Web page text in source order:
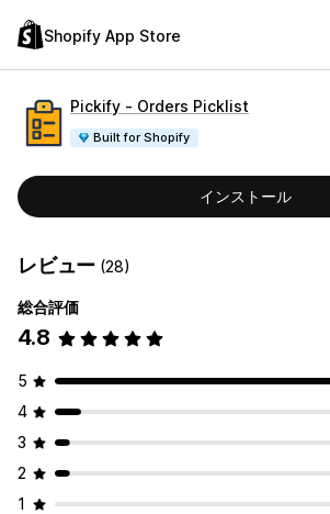
Shopify App Store
Pickify ‑ Orders Picklist
Built for Shopify
インストール
レビュー (28)
総合評価
4.8
5
4
3
2
1